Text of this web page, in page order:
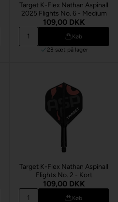
Target K-Flex Nathan Aspinall
2025 Flights No. 6 - Medium
109,00 DKK
Køb
23 sæt på lager
Target K-Flex Nathan Aspinall
Flights No. 2 - Kort
109,00 DKK
Køb